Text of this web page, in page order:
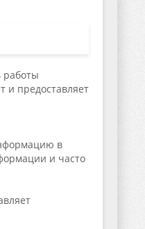
работы
и предоставляет
в
и часто